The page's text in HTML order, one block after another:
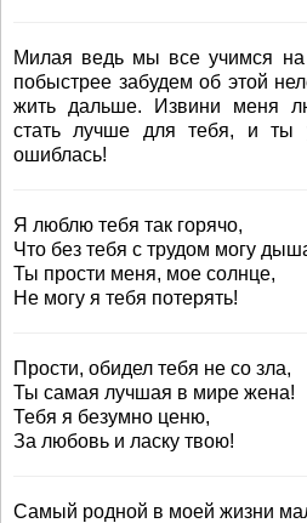
Милая ведь мы все учимся
побыстрее забудем об этой
жить дальше. Извини меня
стать лучше для тебя, и ты
ошиблась!
Я люблю тебя так горячо,
Что без тебя с трудом могу
Ты прости меня, мое солнце,
Не могу я тебя потерять!
Прости, обидел тебя не со зла,
Ты самая лучшая в мире жена!
Тебя я безумно ценю,
За любовь и ласку твою!
Самый родной в моей жизни